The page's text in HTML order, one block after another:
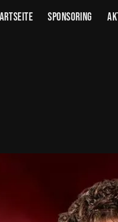
Sponsoring